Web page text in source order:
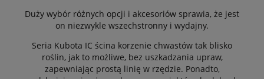
Duży wybór różnych opcji i akcesoriów sprawia, że jest
on niezwykle wszechstronny i wydajny.
Seria Kubota IC ścina korzenie chwastów tak blisko
roślin, jak to możliwe, bez uszkadzania upraw,
zapewniając prostą linię w rzędzie. Ponadto,